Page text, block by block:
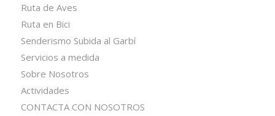
Ruta de Aves
Ruta en Bici
Senderismo Subida al Garbí
Servicios a medida
Sobre Nosotros
Actividades
CONTACTA CON NOSOTROS